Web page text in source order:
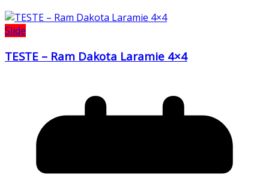
Slide
TESTE – Ram Dakota Laramie 4×4